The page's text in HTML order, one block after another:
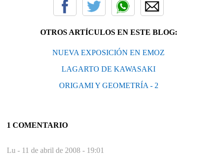
OTROS ARTÍCULOS EN ESTE BLOG:
NUEVA EXPOSICIÓN EN EMOZ
LAGARTO DE KAWASAKI
ORIGAMI Y GEOMETRÍA - 2
1 COMENTARIO
Lu - 11 de abril de 2008 - 19:01